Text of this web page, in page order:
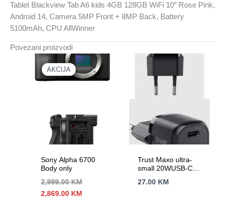
Tablet Blackview Tab A6 kids 4GB 128GB WiFi 10″ Rose Pink,
Android 14, Camera 5MP Front + 8MP Back, Battery
5100mAh, CPU AllWinner
Povezani proizvodi
AKCIJA
AKCIJA
Sony Alpha 6700
Body only
2,999.00KM
Izvorna
2,869.00 KM
Trust Maxo ultra-
small 20WUSB-C
itablete
27.00 KM